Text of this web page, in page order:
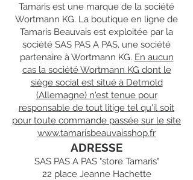
Tamaris est une marque de la société
Wortmann KG. La boutique en ligne de
Tamaris Beauvais est exploitée par la
société SAS PAS A PAS, une société
partenaire à Wortmann KG. En aucun
cas la société Wortmann KG dont le
siège social est situé à Detmold
(Allemagne) n'est tenue pour
responsable de tout litige tel qu'il soit
pour toute commande passée sur le site
www.tamarisbeauvaisshop.fr
ADRESSE
SAS PAS A PAS "store Tamaris"
22 place Jeanne Hachette